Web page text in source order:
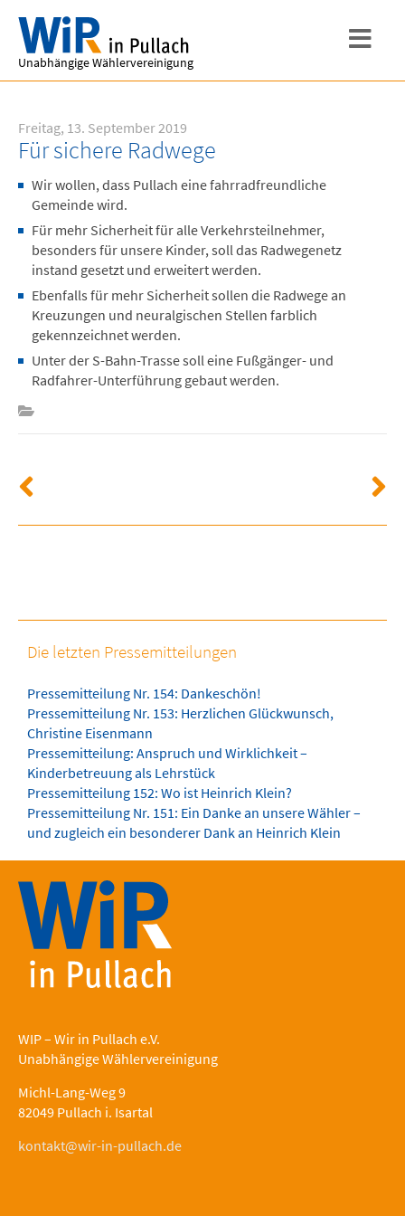
Unabhängige Wählervereinigung
Freitag, 13. September 2019
Für sichere Radwege
Wir wollen, dass Pullach eine fahrradfreundliche
Gemeinde wird.
Für mehr Sicherheit für alle Verkehrsteilnehmer,
besonders für unsere Kinder, soll das Radwegenetz
instand gesetzt und erweitert werden.
Ebenfalls für mehr Sicherheit sollen die Radwege an
Kreuzungen und neuralgischen Stellen farblich
gekennzeichnet werden.
Unter der S-Bahn-Trasse soll eine Fußgänger- und
Radfahrer-Unterführung gebaut werden.
Die letzten Pressemitteilungen
Pressemitteilung Nr. 154: Dankeschön!
Pressemitteilung Nr. 153: Herzlichen Glückwunsch,
Christine Eisenmann
Pressemitteilung: Anspruch und Wirklichkeit –
Kinderbetreuung als Lehrstück
Pressemitteilung 152: Wo ist Heinrich Klein?
Pressemitteilung Nr. 151: Ein Danke an unsere Wähler –
und zugleich ein besonderer Dank an Heinrich Klein
WIP – Wir in Pullach e.V.
Unabhängige Wählervereinigung
Michl-Lang-Weg 9
82049 Pullach i. Isartal
kontakt@wir-in-pullach.de